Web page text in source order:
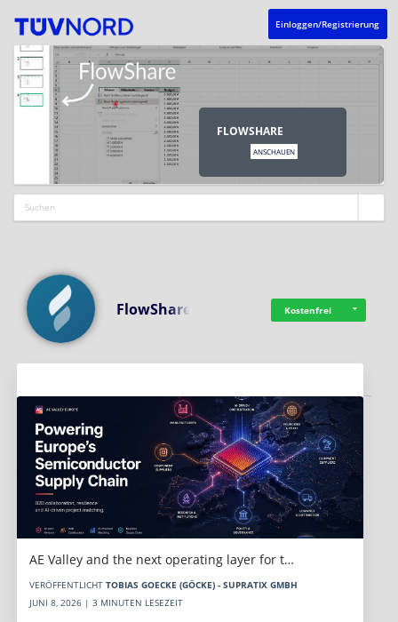
Einloggen/Registrierung
FLOWSHARE
ANSCHAUEN
FlowShare Kostenfrei
AE Valley and the next operating layer for t…
VERÖFFENTLICHT TOBIAS GOECKE (GÖCKE) - SUPRATIX GMBH
JUNI 8, 2026 | 3 MINUTEN LESEZEIT